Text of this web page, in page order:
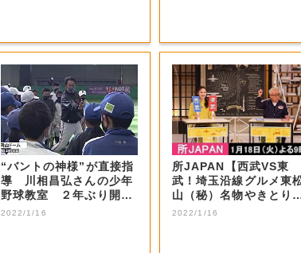
“バントの神様”が直接指
導 川相昌弘さんの少年
野球教室 ２年ぶり開催
【岡山・岡山...
2022/1/16
所JAPAN【西武VS東
武！埼玉沿線グルメ東
山（秘）名物やきとり
秩父ホルモン...
2022/1/16